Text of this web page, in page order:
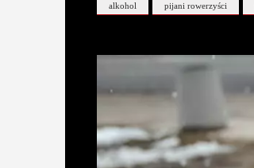
alkohol pijani rowerzyści